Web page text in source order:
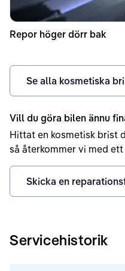
Repor höger dörr bak
Se alla kosmetiska
Vill du göra bilen ännu
Hittat en kosmetisk brist
så återkommer vi med
Skicka en
Servicehistorik